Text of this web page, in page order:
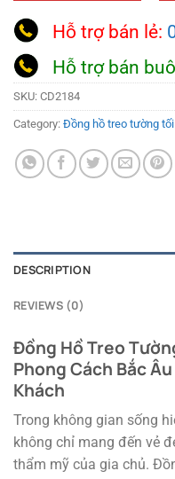
Hỗ trợ bán lẻ:
Hỗ trợ bán
SKU: CD2184
Category: Đồng hồ treo tường
DESCRIPTION
REVIEWS (0)
Đồng Hồ Treo
Phong Cách Bắc
Khách
Trong không gian sống
không chỉ mang đến vẻ
thẩm mỹ của gia chủ.